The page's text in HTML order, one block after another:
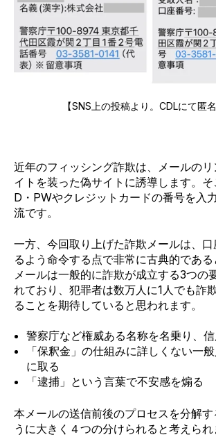
【SNS上の投稿より。CDLにて匿
近年のフィッシング詐欺は、メールの
イトを装った偽サイトに誘導します。
D・PWやクレジットカードの番号を入
流です。
一方、今回取り上げた詐欺メールは、
るよう命令する点で非常に古典的であ
メールは一般的に詐欺が成立する3つの
れており、犯罪者は数万人に1人でも詐
ることを期待していると思われます。
警察庁など権威ある名称を名乗り、
「保釈金」の仕組みに詳しくない一
に取る
「逮捕」という言葉で不安感を煽る
本メールの送信前後のプロセスを分解す
うに大きく４つの分けられると考えられ